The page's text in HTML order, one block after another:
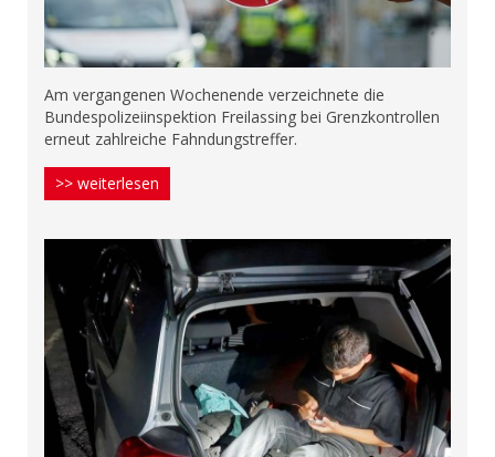
Am vergangenen Wochenende verzeichnete die
Bundespolizeiinspektion Freilassing bei Grenzkontrollen
erneut zahlreiche Fahndungstreffer.
>> weiterlesen